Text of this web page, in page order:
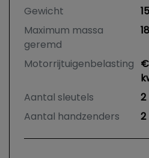
Gewicht
Maximum massa
geremd
Motorrijtuigenbelasting
Aantal sleutels
2
Aantal handzenders
2